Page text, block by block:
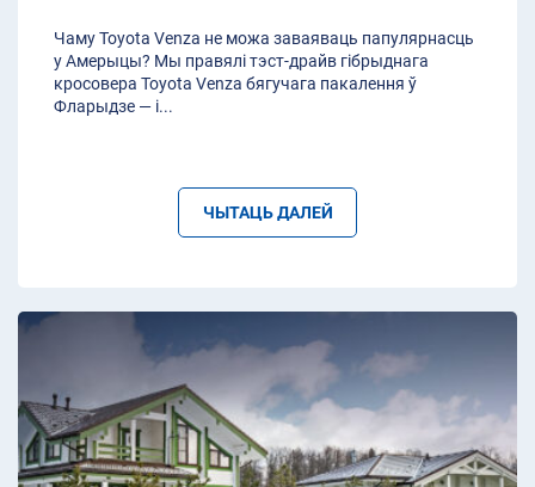
Чаму Toyota Venza не можа заваяваць папулярнасць
у Амерыцы? Мы правялі тэст-драйв гібрыднага
кросовера Toyota Venza бягучага пакалення ў
Фларыдзе — і...
ЧЫТАЦЬ ДАЛЕЙ